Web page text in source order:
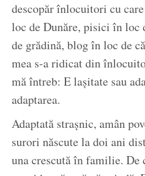
descopăr înlocuitori cu
loc de Dunăre, pisici în loc
de grădină, blog în loc de
mea s-a ridicat din
mă întreb: E lașitate sau
adaptarea.
Adaptată strașnic, amân
surori născute la doi ani
una crescută în familie. De